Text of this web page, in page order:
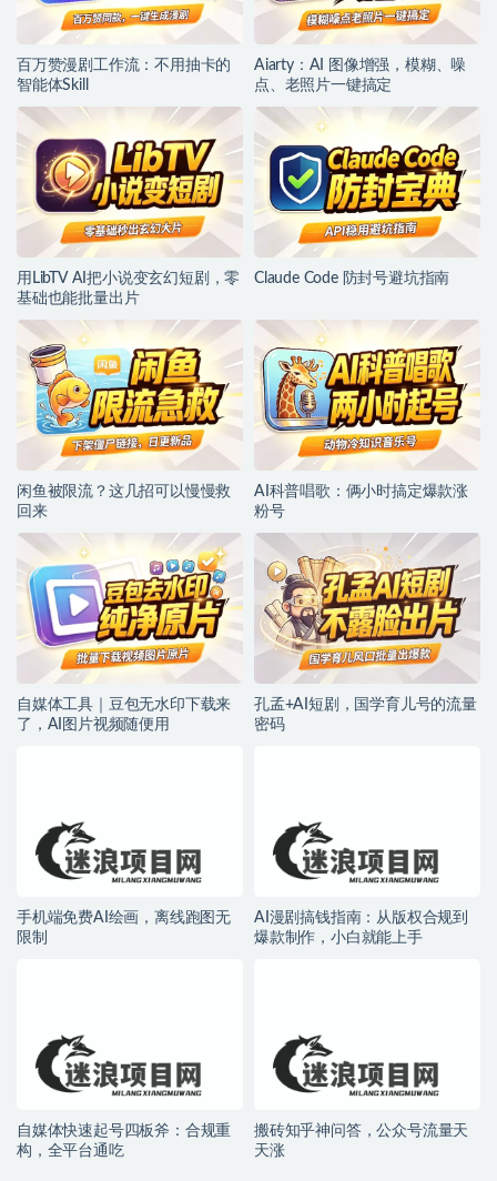
百万赞漫剧工作流：不用抽卡的
智能体Skill
Aiarty：AI 图像增强，模糊、噪
点、老照片一键搞定
用LibTV AI把小说变玄幻短剧，零
基础也能批量出片
Claude Code 防封号避坑指南
闲鱼被限流？这几招可以慢慢救
回来
AI科普唱歌：俩小时搞定爆款涨
粉号
自媒体工具｜豆包无水印下载来
了，AI图片视频随便用
孔孟+AI短剧，国学育儿号的流量
密码
手机端免费AI绘画，离线跑图无
限制
AI漫剧搞钱指南：从版权合规到
爆款制作，小白就能上手
自媒体快速起号四板斧：合规重
构，全平台通吃
搬砖知乎神问答，公众号流量天
天涨